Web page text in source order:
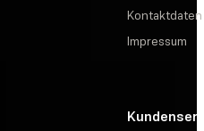
Kontaktdaten
Impressum